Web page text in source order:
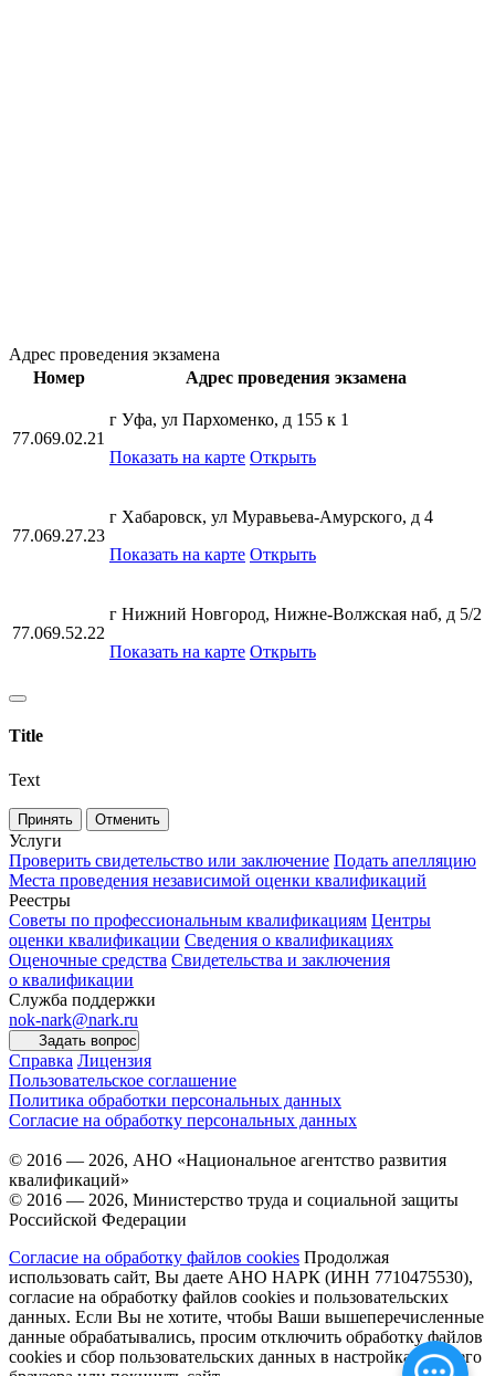
Адрес проведения экзамена
Номер
Адрес проведения экзамена
77.069.02.21
г Уфа, ул Пархоменко, д 155 к 1
Показать на карте Открыть
77.069.27.23
г Хабаровск, ул Муравьева-Амурского, д 4
Показать на карте Открыть
77.069.52.22
г Нижний Новгород, Нижне-Волжская наб, д 5/2
Показать на карте Открыть
Title
Text
Принять Отменить
Услуги
Проверить свидетельство или заключение Подать апелляцию
Места проведения независимой оценки квалификаций
Реестры
Советы по профессиональным квалификациям Центры
оценки квалификации Сведения о квалификациях
Оценочные средства Свидетельства и заключения
о квалификации
Служба поддержки
nok-nark@nark.ru
Задать вопрос
Справка Лицензия
Пользовательское соглашение
Политика обработки персональных данных
Согласие на обработку персональных данных
© 2016 — 2026, АНО «Национальное агентство развития
квалификаций»
© 2016 — 2026, Министерство труда и социальной защиты
Российской Федерации
Согласие на обработку файлов cookies Продолжая
использовать сайт, Вы даете АНО НАРК (ИНН 7710475530),
согласие на обработку файлов cookies и пользовательских
данных. Если Вы не хотите, чтобы Ваши вышеперечисленные
данные обрабатывались, просим отключить обработку файлов
cookies и сбор пользовательских данных в настройках Вашего